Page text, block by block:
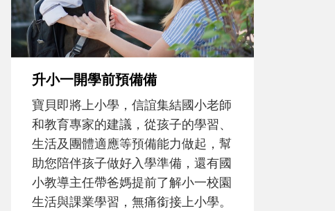
在一次次「前所未有」的體驗中，跟
著孩子一起長大。從給予安全感的肢
體遊戲，到獨立自主、角色認同及解
決問題的能力養成。爸爸正嘗試用不
同的模樣，參與孩子每個重要的成長
歷程。